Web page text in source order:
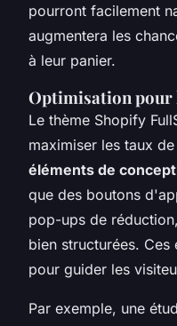
pourront facilement
augmentera les
à leur panier.
Optimisation pour
Le thème Shopify
maximiser les taux
éléments de
que des boutons
pop-ups de
bien structurées. Ces
pour guider les
Par exemple, une